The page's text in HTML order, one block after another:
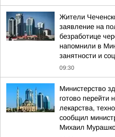
Жители
заявление на
безработице
напомнили в
занятности и
09:30
Министерство
готово перейти
лекарства,
сообщил
Михаил